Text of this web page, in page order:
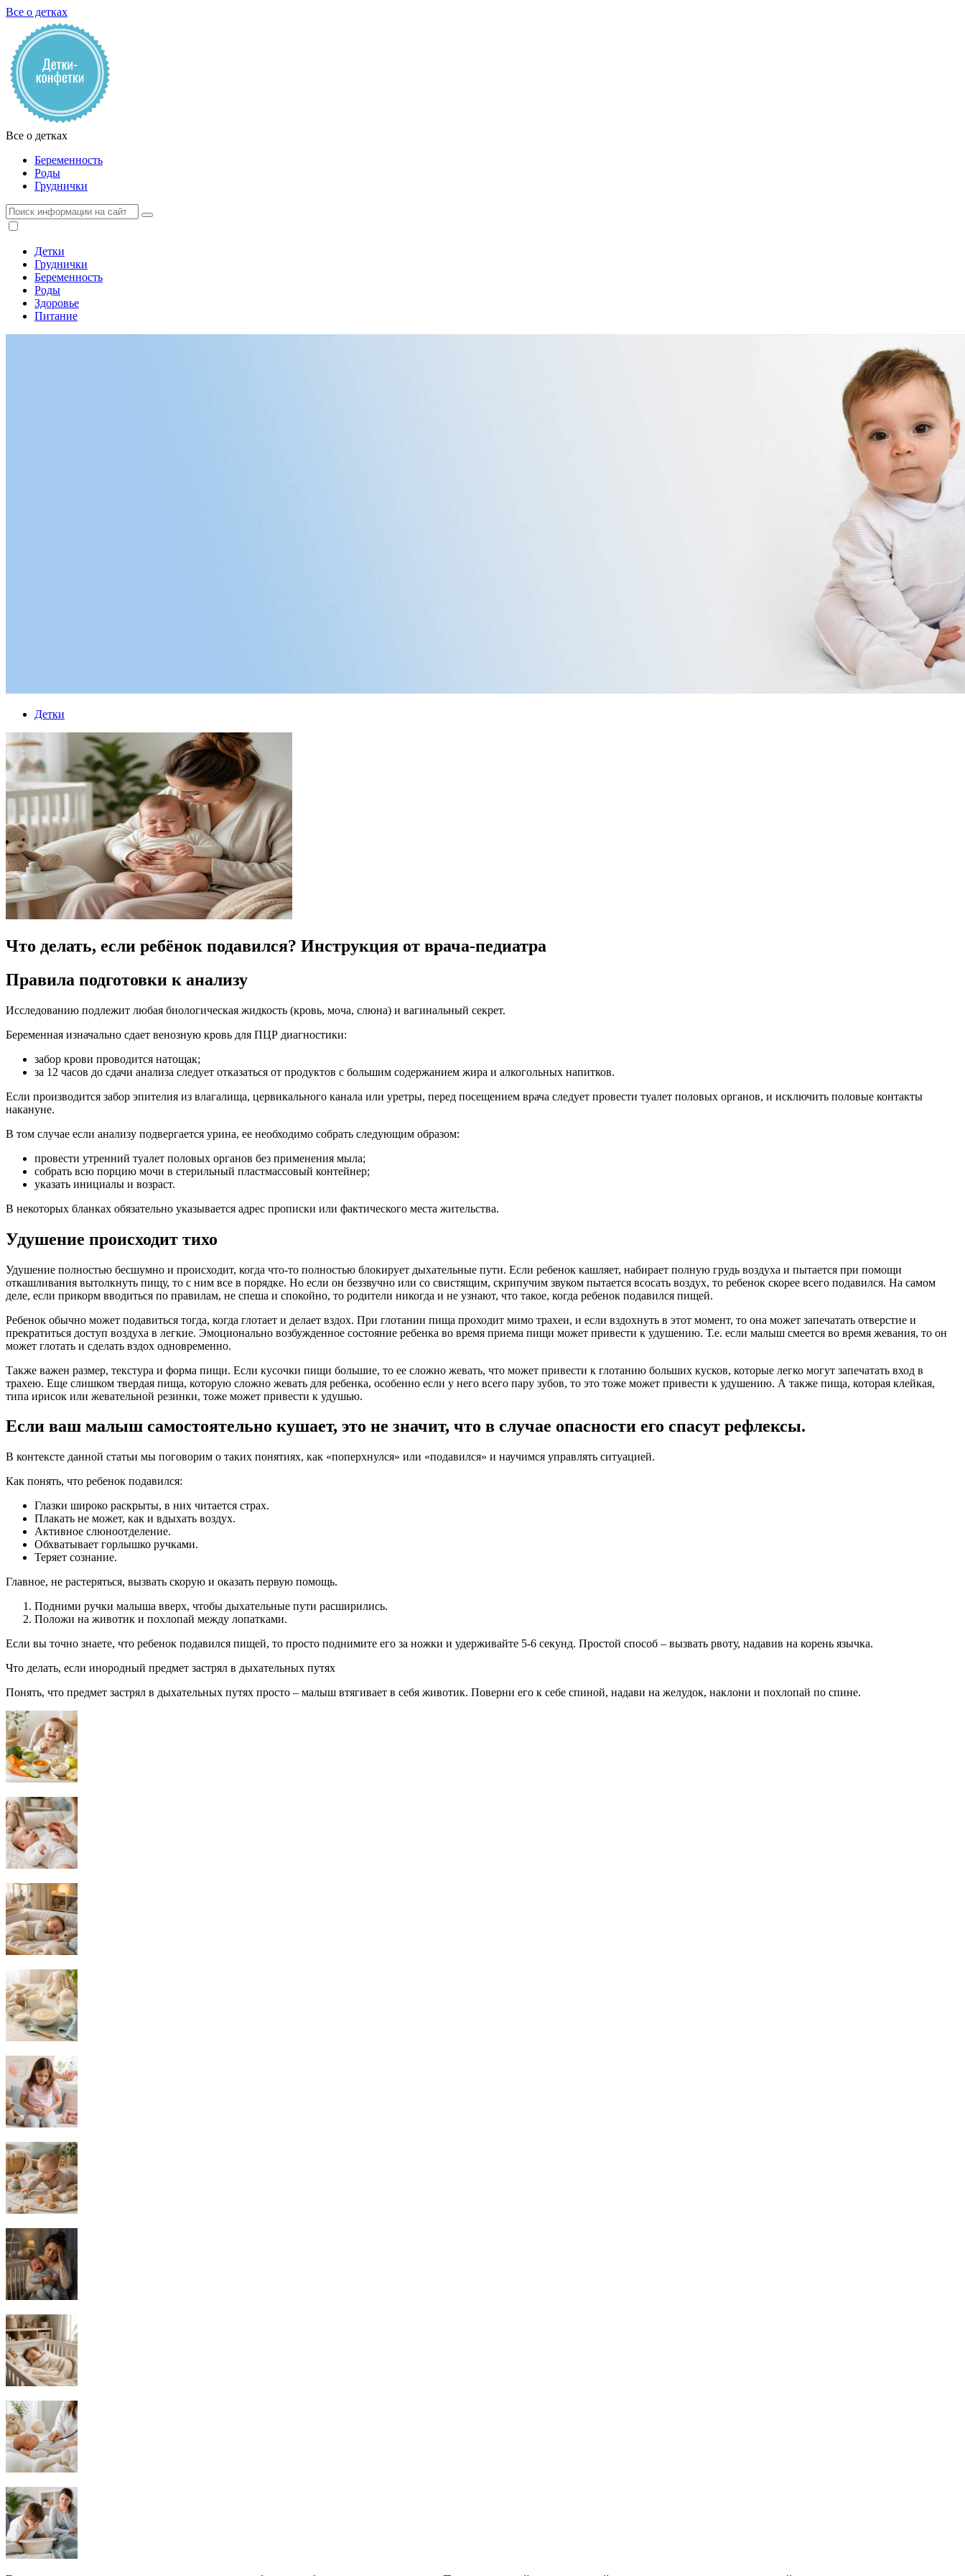
Все о детках
Все о детках
Беременность
Роды
Груднички
Детки
Груднички
Беременность
Роды
Здоровье
Питание
Детки
Что делать, если ребёнок подавился? Инструкция от врача-педиатра
Правила подготовки к анализу
Исследованию подлежит любая биологическая жидкость (кровь, моча, слюна) и вагинальный секрет.
Беременная изначально сдает венозную кровь для ПЦР диагностики:
забор крови проводится натощак;
за 12 часов до сдачи анализа следует отказаться от продуктов с большим содержанием жира и алкогольных напитков.
Если производится забор эпителия из влагалища, цервикального канала или уретры, перед посещением врача следует провести туалет половых органов, и исключить половые контакты
накануне.
В том случае если анализу подвергается урина, ее необходимо собрать следующим образом:
провести утренний туалет половых органов без применения мыла;
собрать всю порцию мочи в стерильный пластмассовый контейнер;
указать инициалы и возраст.
В некоторых бланках обязательно указывается адрес прописки или фактического места жительства.
Удушение происходит тихо
Удушение полностью бесшумно и происходит, когда что-то полностью блокирует дыхательные пути. Если ребенок кашляет, набирает полную грудь воздуха и пытается при помощи
откашливания вытолкнуть пищу, то с ним все в порядке. Но если он беззвучно или со свистящим, скрипучим звуком пытается всосать воздух, то ребенок скорее всего подавился. На самом
деле, если прикорм вводиться по правилам, не спеша и спокойно, то родители никогда и не узнают, что такое, когда ребенок подавился пищей.
Ребенок обычно может подавиться тогда, когда глотает и делает вздох. При глотании пища проходит мимо трахеи, и если вздохнуть в этот момент, то она может запечатать отверстие и
прекратиться доступ воздуха в легкие. Эмоционально возбужденное состояние ребенка во время приема пищи может привести к удушению. Т.е. если малыш смеется во время жевания, то он
может глотать и сделать вздох одновременно.
Также важен размер, текстура и форма пищи. Если кусочки пищи большие, то ее сложно жевать, что может привести к глотанию больших кусков, которые легко могут запечатать вход в
трахею. Еще слишком твердая пища, которую сложно жевать для ребенка, особенно если у него всего пару зубов, то это тоже может привести к удушению. А также пища, которая клейкая,
типа ирисок или жевательной резинки, тоже может привести к удушью.
Если ваш малыш самостоятельно кушает, это не значит, что в случае опасности его спасут рефлексы.
В контексте данной статьи мы поговорим о таких понятиях, как «поперхнулся» или «подавился» и научимся управлять ситуацией.
Как понять, что ребенок подавился:
Глазки широко раскрыты, в них читается страх.
Плакать не может, как и вдыхать воздух.
Активное слюноотделение.
Обхватывает горлышко ручками.
Теряет сознание.
Главное, не растеряться, вызвать скорую и оказать первую помощь.
Подними ручки малыша вверх, чтобы дыхательные пути расширились.
Положи на животик и похлопай между лопатками.
Если вы точно знаете, что ребенок подавился пищей, то просто поднимите его за ножки и удерживайте 5-6 секунд. Простой способ – вызвать рвоту, надавив на корень язычка.
Что делать, если инородный предмет застрял в дыхательных путях
Понять, что предмет застрял в дыхательных путях просто – малыш втягивает в себя животик. Поверни его к себе спиной, надави на желудок, наклони и похлопай по спине.